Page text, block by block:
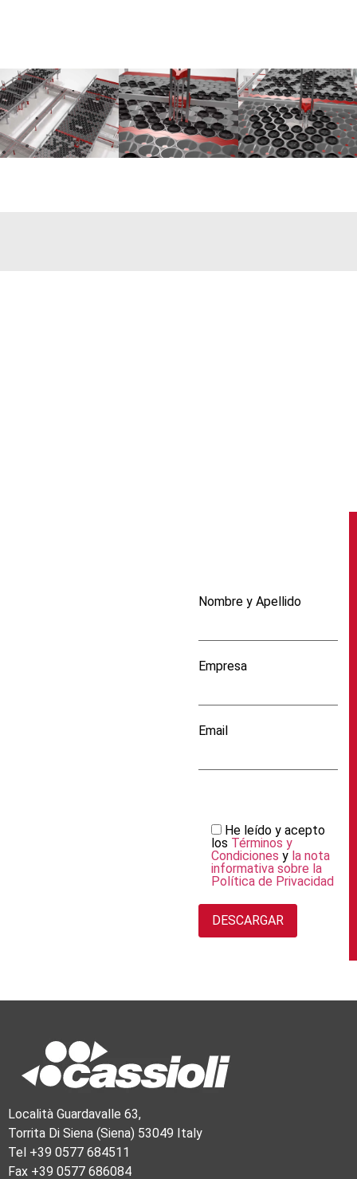
Nombre y Apellido
Empresa
Email
He leído y acepto
los Términos y
Condiciones y la nota
informativa sobre la
Política de Privacidad
Località Guardavalle 63,
Torrita Di Siena (Siena) 53049 Italy
Tel +39 0577 684511
Fax +39 0577 686084